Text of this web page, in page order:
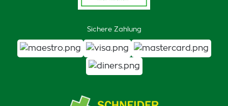
Sichere Zahlung